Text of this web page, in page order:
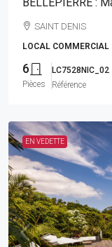
SAINT DENIS
LOCAL COMMERCIAL
6
Pièces
LC7528NIC_02
Référence
EN VEDETTE